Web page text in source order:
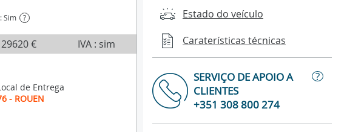
Sim ?
29620 € IVA : sim
de Entrega
- ROUEN
Estado do veículo
Caraterísticas técnicas
SERVIÇO DE APOIO A
CLIENTES
?
+351 308 800 274